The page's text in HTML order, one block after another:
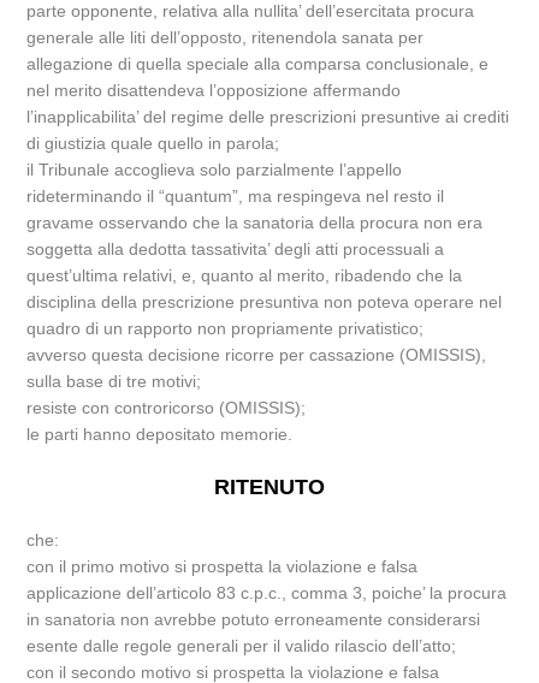
parte opponente, relativa alla nullita’ dell’esercitata procura
generale alle liti dell’opposto, ritenendola sanata per
allegazione di quella speciale alla comparsa conclusionale, e
nel merito disattendeva l’opposizione affermando
l’inapplicabilita’ del regime delle prescrizioni presuntive ai crediti
di giustizia quale quello in parola;
il Tribunale accoglieva solo parzialmente l’appello
rideterminando il “quantum”, ma respingeva nel resto il
gravame osservando che la sanatoria della procura non era
soggetta alla dedotta tassativita’ degli atti processuali a
quest’ultima relativi, e, quanto al merito, ribadendo che la
disciplina della prescrizione presuntiva non poteva operare nel
quadro di un rapporto non propriamente privatistico;
avverso questa decisione ricorre per cassazione (OMISSIS),
sulla base di tre motivi;
resiste con controricorso (OMISSIS);
le parti hanno depositato memorie.
RITENUTO
che:
con il primo motivo si prospetta la violazione e falsa
applicazione dell’articolo 83 c.p.c., comma 3, poiche’ la procura
in sanatoria non avrebbe potuto erroneamente considerarsi
esente dalle regole generali per il valido rilascio dell’atto;
con il secondo motivo si prospetta la violazione e falsa